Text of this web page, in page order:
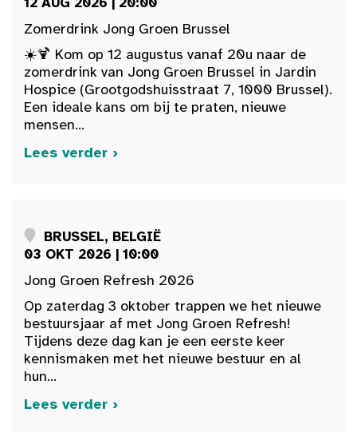
Zomerdrink Jong Groen Brussel
☀️🍹 Kom op 12 augustus vanaf 20u naar de
zomerdrink van Jong Groen Brussel in Jardin
Hospice (Grootgodshuisstraat 7, 1000 Brussel).
Een ideale kans om bij te praten, nieuwe
mensen...
Lees verder ›
BRUSSEL, BELGIË
03 OKT 2026 | 10:00
Jong Groen Refresh 2026
Op zaterdag 3 oktober trappen we het nieuwe
bestuursjaar af met Jong Groen Refresh!
Tijdens deze dag kan je een eerste keer
kennismaken met het nieuwe bestuur en al
hun...
Lees verder ›